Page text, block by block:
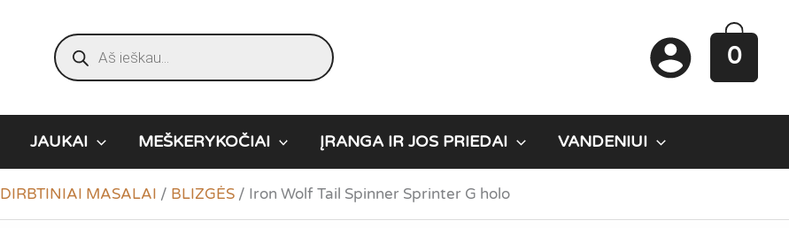
Products
search
0
JAUKAI MEŠKERYKOČIAI ĮRANGA IR JOS PRIEDAI VANDENIUI
DIRBTINIAI MASALAI / BLIZGĖS/ Iron Wolf Tail Spinner Sprinter G holo